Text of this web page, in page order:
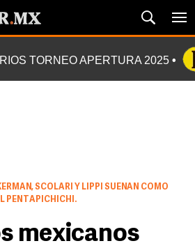
TORNEO APERTURA 2025
SCOLARI Y LIPPI SUENAN COMO
PENTAPICHICHI.
mexicanos